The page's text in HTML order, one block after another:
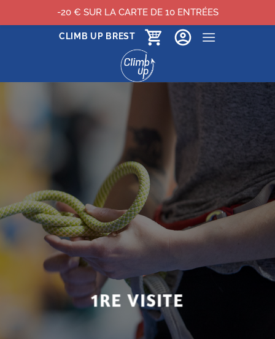
CLIMB UP BREST
1RE VISITE
-20 € SUR LA CARTE DE 10 ENTRÉES